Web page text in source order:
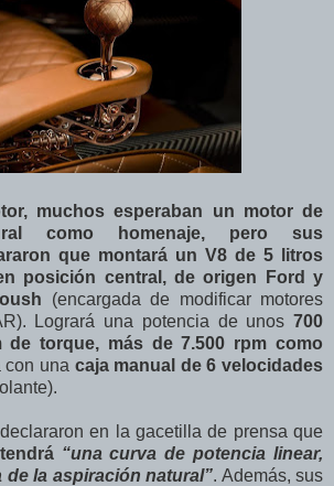
muchos esperaban un motor de
como homenaje, pero sus
que montará un V8 de 5 litros
posición central, de origen Ford y
(encargada de modificar motores
Logrará una potencia de unos 700
de torque, más de 7.500 rpm como
una caja manual de 6 velocidades
en la gacetilla de prensa que
“una curva de potencia linear,
de la aspiración natural”. Además, sus